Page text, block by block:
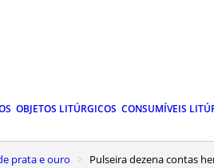
OBJETOS LITÚRGICOS CONSUMÍVEIS
prata e ouro Pulseira dezena contas